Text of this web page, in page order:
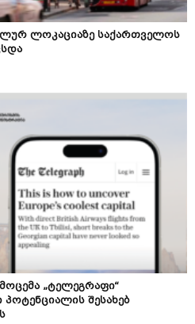
ლოკაციაზე საქართველოს
„ტელეგრაფი“
შესახებ